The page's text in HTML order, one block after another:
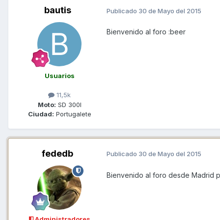
bautis
Usuarios
11,5k
Moto: SD 300I
Ciudad: Portugalete
Publicado 30 de Mayo del 2015
Bienvenido al foro :beer
fededb Publicado 30 de Mayo del 2015
Bienvenido al foro desde Madrid